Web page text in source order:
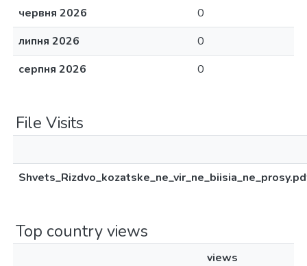
червня 2026
0
липня 2026
0
серпня 2026
0
File Visits
Top country views
views